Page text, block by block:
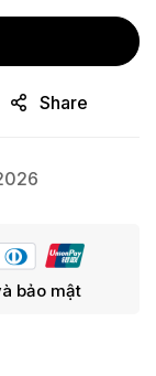
Share
bảo mật